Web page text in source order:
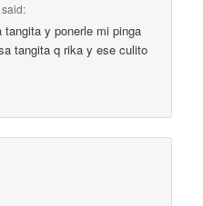
said:
y ponerle mi pinga
tangita q rika y ese culito